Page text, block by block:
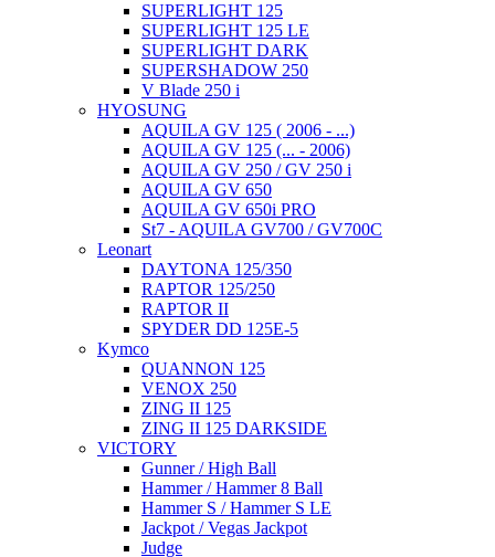
SUPERLIGHT 125
SUPERLIGHT 125 LE
SUPERLIGHT DARK
SUPERSHADOW 250
V Blade 250 i
HYOSUNG
AQUILA GV 125 ( 2006 - ...)
AQUILA GV 125 (... - 2006)
AQUILA GV 250 / GV 250 i
AQUILA GV 650
AQUILA GV 650i PRO
St7 - AQUILA GV700 / GV700C
Leonart
DAYTONA 125/350
RAPTOR 125/250
RAPTOR II
SPYDER DD 125E-5
Kymco
QUANNON 125
VENOX 250
ZING II 125
ZING II 125 DARKSIDE
VICTORY
Gunner / High Ball
Hammer / Hammer 8 Ball
Hammer S / Hammer S LE
Jackpot / Vegas Jackpot
Judge